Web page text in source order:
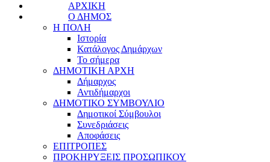
ΑΡΧΙΚΗ
Ο ΔΗΜΟΣ
Η ΠΟΛΗ
Ιστορία
Κατάλογος Δημάρχων
Το σήμερα
ΔΗΜΟΤΙΚΗ ΑΡΧΗ
Δήμαρχος
Αντιδήμαρχοι
ΔΗΜΟΤΙΚΟ ΣΥΜΒΟΥΛΙΟ
Δημοτικοί Σύμβουλοι
Συνεδριάσεις
Αποφάσεις
ΕΠΙΤΡΟΠΕΣ
ΠΡΟΚΗΡΥΞΕΙΣ ΠΡΟΣΩΠΙΚΟΥ